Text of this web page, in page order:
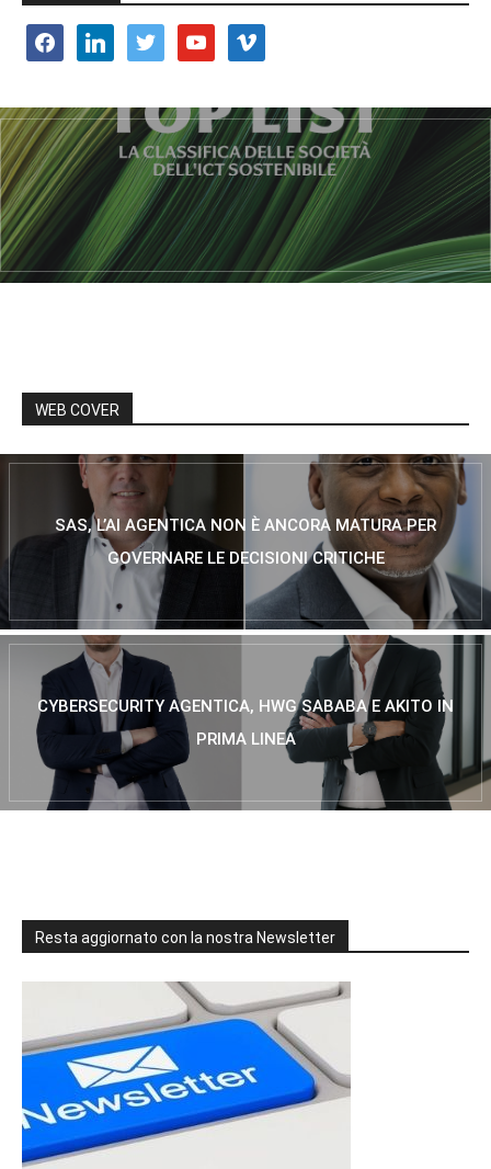
facebooklinkedin twitter youtube vimeo
WEB COVER
SAS, L’AI AGENTICA NON È ANCORA MATURA PER
GOVERNARE LE DECISIONI CRITICHE
CYBERSECURITY AGENTICA, HWG SABABA E AKITO IN
PRIMA LINEA
Resta aggiornato con la nostra Newsletter